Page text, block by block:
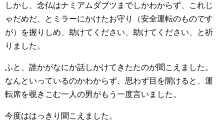
しかし、念仏はナミアムダブツまでしかわからず、これじ
ゃだめだ、とミラーにかけたお守り（安全運転のものです
が）を握りしめ、助けてください、助けてください、と祈
りました。
ふと、誰かがなにか話しかけてきたたのが聞こえました。
なんといっているのかわからず、思わず目を開けると、運
転席を覗きこむ一人の男がもう一度言いました。
今度ははっきり聞こえました。